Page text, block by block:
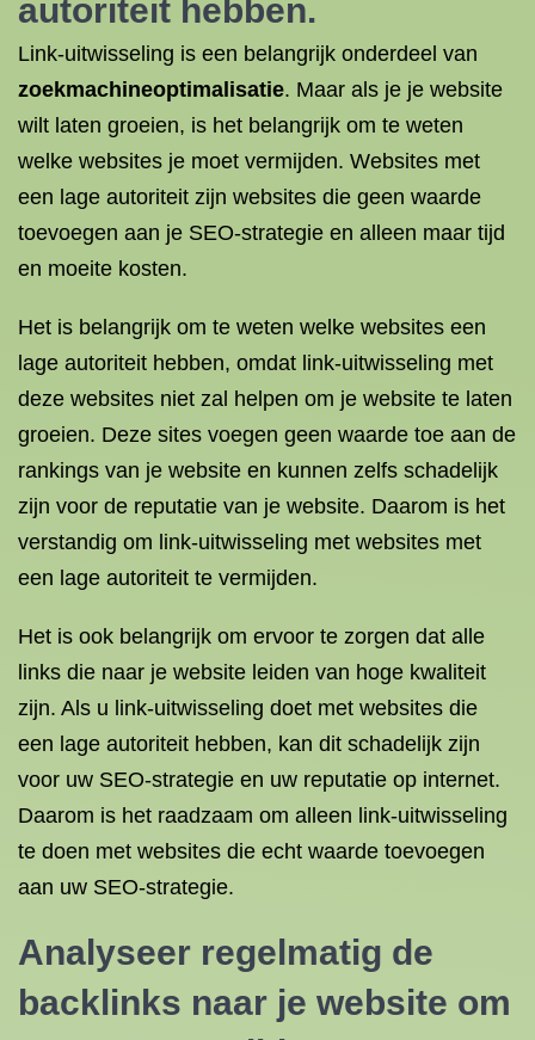
autoriteit hebben.
Link-uitwisseling is een belangrijk onderdeel van
zoekmachineoptimalisatie. Maar als je je website
wilt laten groeien, is het belangrijk om te weten
welke websites je moet vermijden. Websites met
een lage autoriteit zijn websites die geen waarde
toevoegen aan je SEO-strategie en alleen maar tijd
en moeite kosten.
Het is belangrijk om te weten welke websites een
lage autoriteit hebben, omdat link-uitwisseling met
deze websites niet zal helpen om je website te laten
groeien. Deze sites voegen geen waarde toe aan de
rankings van je website en kunnen zelfs schadelijk
zijn voor de reputatie van je website. Daarom is het
verstandig om link-uitwisseling met websites met
een lage autoriteit te vermijden.
Het is ook belangrijk om ervoor te zorgen dat alle
links die naar je website leiden van hoge kwaliteit
zijn. Als u link-uitwisseling doet met websites die
een lage autoriteit hebben, kan dit schadelijk zijn
voor uw SEO-strategie en uw reputatie op internet.
Daarom is het raadzaam om alleen link-uitwisseling
te doen met websites die echt waarde toevoegen
aan uw SEO-strategie.
Analyseer regelmatig de
backlinks naar je website om